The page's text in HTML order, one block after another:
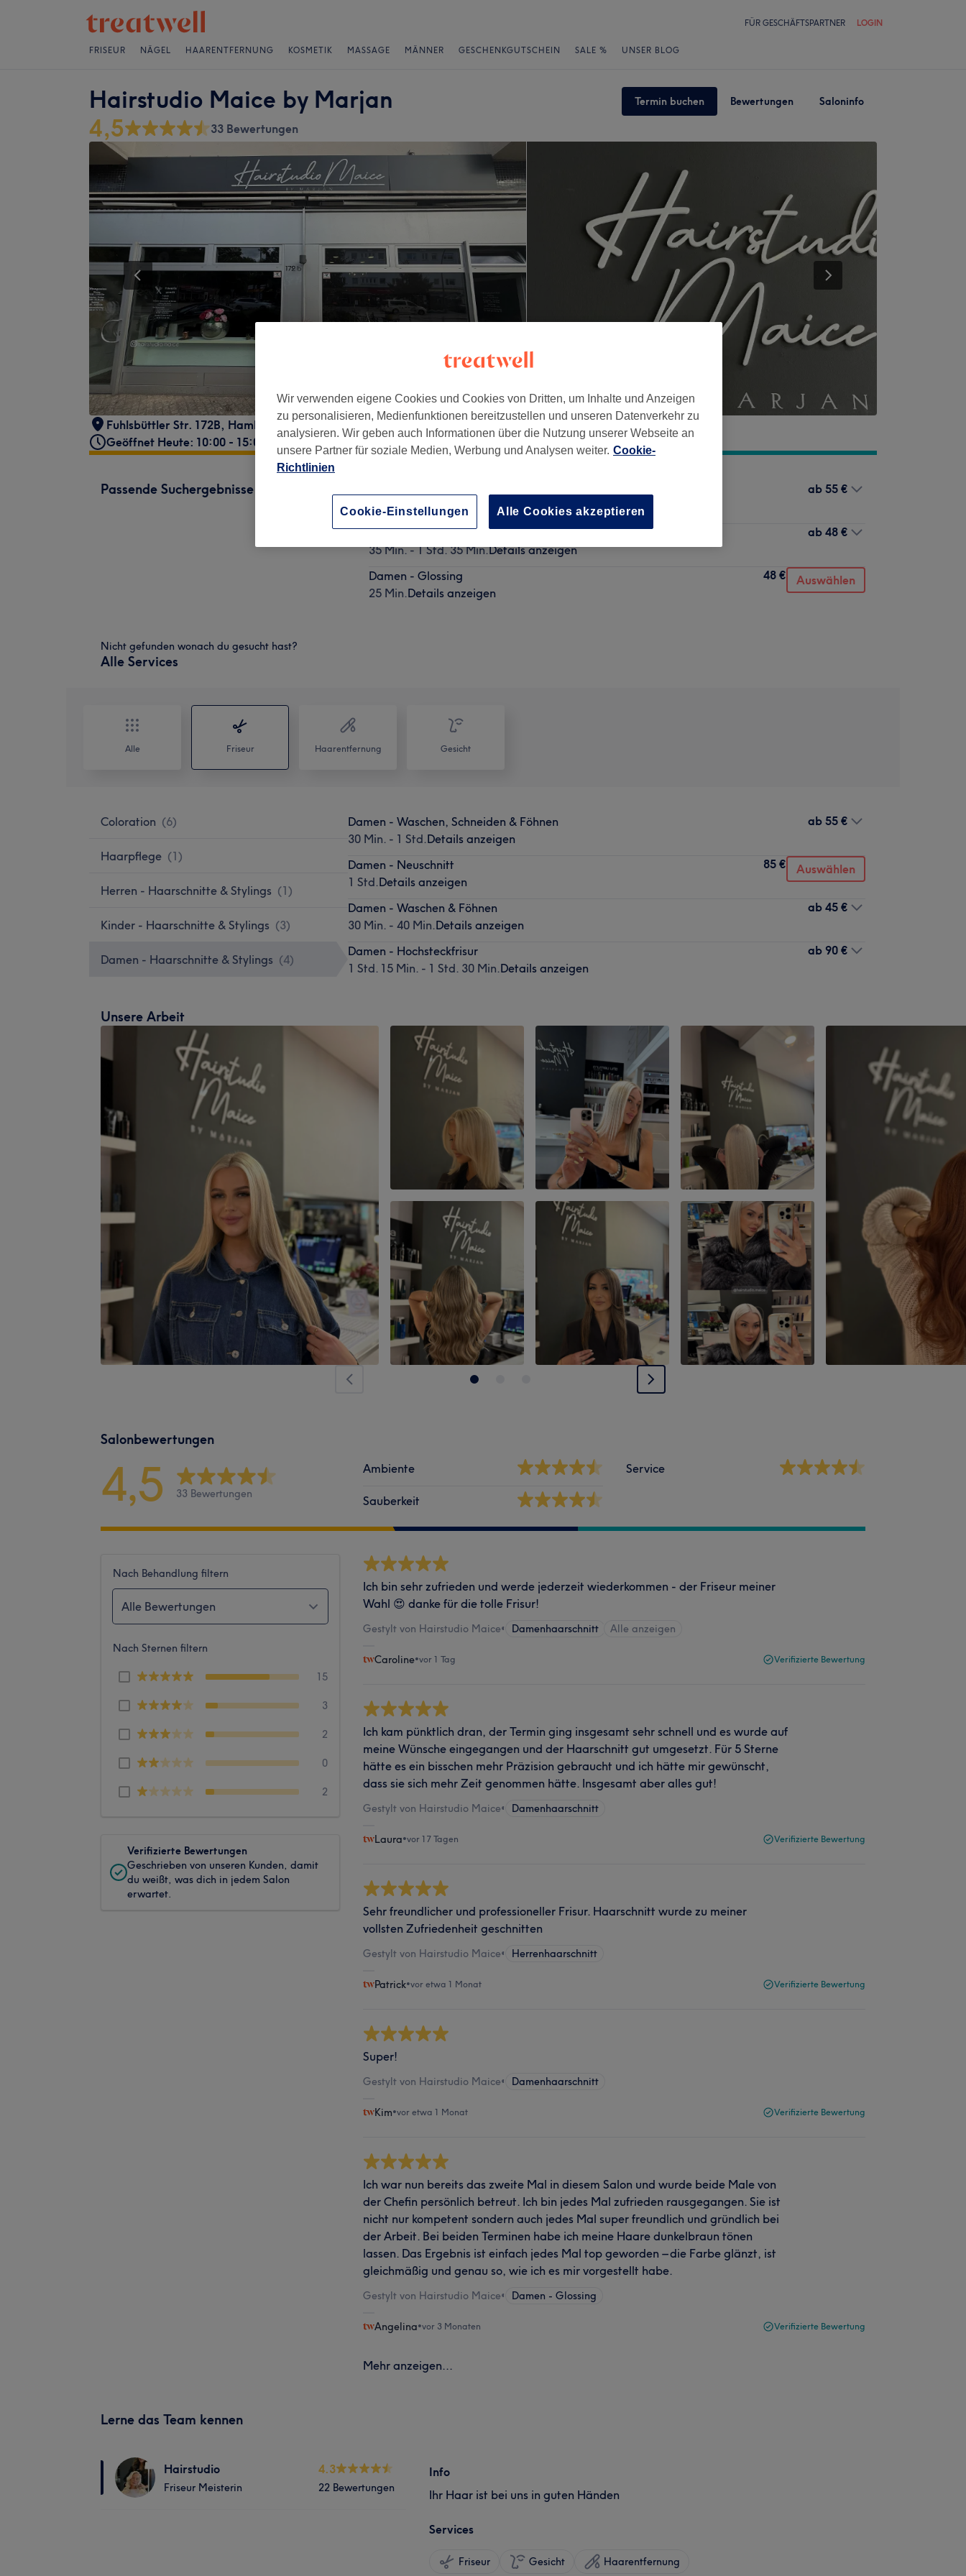
FÜR GESCHÄFTSPARTNER LOGIN
FRISEUR NÄGEL HAARENTFERNUNG KOSMETIK MASSAGE MÄNNER GESCHENKGUTSCHEIN SALE % UNSER BLOG
Hairstudio Maice by Marjan Termin buchen Bewertungen Saloninfo
4,5 33 Bewertungen
Fuhlsbüttler Str. 172B, Hamburg, 22305
Geöffnet Heute: 10:00 - 15:00
Passende Suchergebnisse
30 Min. - 1 Std.Details anzeigen
ab 55 €
Damen - Foliensträhnen ganzer Kopf
35 Min. - 1 Std. 35 Min.Details anzeigen
ab 48 €
Damen - Glossing
25 Min.Details anzeigen
48 € Auswählen
Nicht gefunden wonach du gesucht hast?
Alle Services
Alle Friseur Haarentfernung Gesicht
Coloration (6)
Haarpflege (1)
Herren - Haarschnitte & Stylings (1)
Kinder - Haarschnitte & Stylings (3)
Damen - Haarschnitte & Stylings (4)
Damen - Waschen, Schneiden & Föhnen
30 Min. - 1 Std.Details anzeigen
ab 55 €
Damen - Neuschnitt
1 Std.Details anzeigen
85 € Auswählen
Damen - Waschen & Föhnen
30 Min. - 40 Min.Details anzeigen
ab 45 €
Damen - Hochsteckfrisur
1 Std. 15 Min. - 1 Std. 30 Min.Details anzeigen
ab 90 €
Unsere Arbeit
Salonbewertungen
4,5 33 Bewertungen
Ambiente
Sauberkeit
Service
Nach Behandlung filtern
Alle Bewertungen
Nach Sternen filtern
15
3
2
0
2
Verifizierte Bewertungen
Geschrieben von unseren Kunden, damit
du weißt, was dich in jedem Salon
erwartet.
Ich bin sehr zufrieden und werde jederzeit wiederkommen - der Friseur meiner
Wahl 😍 danke für die tolle Frisur!
Gestylt von Hairstudio Maice• Damenhaarschnitt Alle anzeigen
Caroline•vor 1 Tag Verifizierte Bewertung
Ich kam pünktlich dran, der Termin ging insgesamt sehr schnell und es wurde auf
meine Wünsche eingegangen und der Haarschnitt gut umgesetzt. Für 5 Sterne
hätte es ein bisschen mehr Präzision gebraucht und ich hätte mir gewünscht,
dass sie sich mehr Zeit genommen hätte. Insgesamt aber alles gut!
Gestylt von Hairstudio Maice• Damenhaarschnitt
Laura•vor 17 Tagen Verifizierte Bewertung
Sehr freundlicher und professioneller Frisur. Haarschnitt wurde zu meiner
vollsten Zufriedenheit geschnitten
Gestylt von Hairstudio Maice• Herrenhaarschnitt
Patrick•vor etwa 1 Monat Verifizierte Bewertung
Super!
Gestylt von Hairstudio Maice• Damenhaarschnitt
Kim•vor etwa 1 Monat Verifizierte Bewertung
Ich war nun bereits das zweite Mal in diesem Salon und wurde beide Male von
der Chefin persönlich betreut. Ich bin jedes Mal zufrieden rausgegangen. Sie ist
nicht nur kompetent sondern auch jedes Mal super freundlich und gründlich bei
der Arbeit. Bei beiden Terminen habe ich meine Haare dunkelbraun tönen
lassen. Das Ergebnis ist einfach jedes Mal top geworden – die Farbe glänzt, ist
gleichmäßig und genau so, wie ich es mir vorgestellt habe.
Gestylt von Hairstudio Maice• Damen - Glossing
Angelina•vor 3 Monaten Verifizierte Bewertung
Mehr anzeigen...
Lerne das Team kennen
Hairstudio
Friseur Meisterin
4.3
22 Bewertungen
Info
Ihr Haar ist bei uns in guten Händen
Services
Friseur Gesicht Haarentfernung
Wir verwenden eigene Cookies und Cookies von Dritten, um Inhalte und Anzeigen
zu personalisieren, Medienfunktionen bereitzustellen und unseren Datenverkehr zu
analysieren. Wir geben auch Informationen über die Nutzung unserer Webseite an
unsere Partner für soziale Medien, Werbung und Analysen weiter. Cookie-
Richtlinien
Cookie-Einstellungen Alle Cookies akzeptieren